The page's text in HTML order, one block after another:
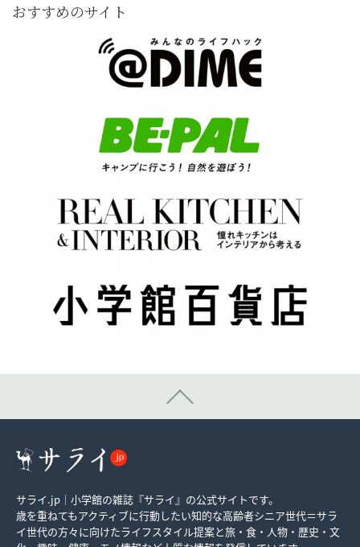
おすすめのサイト
サライ.jp｜小学館の雑誌『サライ』の公式サイトです。
歳を重ねてもアクティブに行動したい知的な高齢者シニア世代＝サラ
イ世代の方々に向けたライフスタイル提案と旅・食・人物・歴史・文